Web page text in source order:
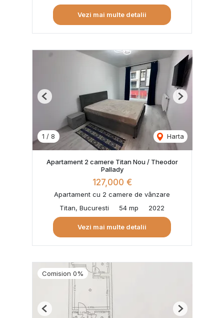
Vezi mai multe detalii
1 / 8 Harta
Previous Next
Apartament 2 camere Titan Nou / Theodor
Pallady
127,000 €
Apartament cu 2 camere de vânzare
Titan, Bucuresti
54 mp 2022
Vezi mai multe detalii
Comision 0%
Previous Next